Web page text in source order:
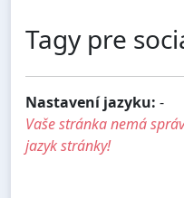
Tagy pre
Nastavení jazyku: -
Vaše stránka nemá
jazyk stránky!